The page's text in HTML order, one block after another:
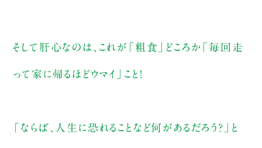
そして肝心なのは、これが「粗食」どころか「毎回走
って家に帰るほどウマイ」こと！
「ならば、人生に恐れることなど何があるだろう？」と